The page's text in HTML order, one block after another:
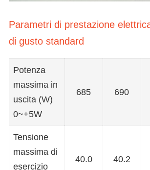
Parametri di prestazione
di gusto standard
Potenza
massima in
uscita (W)
0~+5W
685 690
Tensione
massima di
esercizio
40.0 40.2